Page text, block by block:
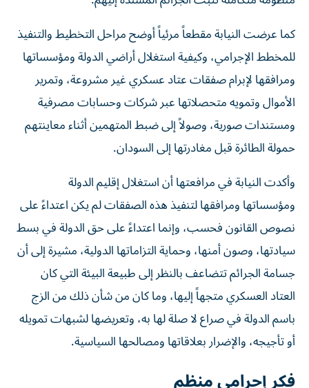
كما عرضت النيابة مقطعاً مرئياً أوضح مراحل التخطيط والتنفيذ
للمخطط الإجرامي، وكيفية استغلال أراضي الدولة ومؤسساتها
ومرافقها لإبرام صفقات عتاد عسكري غير مشروعة، وتمرير
الأموال وتمويه متحصلاتها عبر شركات وحسابات مصرفية
ومستندات صورية، وصولاً إلى ضبط المتهمين أثناء معاينتهم
حمولة الطائرة قبل مغادرتها إلى السودان.
وأكدت النيابة في مرافعتها أن استغلال إقليم الدولة
ومؤسساتها ومرافقها لتنفيذ هذه الصفقات لم يكن اعتداءً على
نصوص القانون فحسب، وإنما اعتداءً على حق الدولة في بسط
سيادتها، وصون أمنها، وحماية التزاماتها الدولية، مشيرة إلى أن
جسامة الجرائم تتضاعف بالنظر إلى طبيعة البيئة التي كان
العتاد العسكري متجهاً إليها، وما كان من شأن ذلك من الزج
باسم الدولة في صراع لا صلة لها به، وتعريضها لشبهات تمويله
أو تأجيجه، والإضرار بعلاقاتها ومصالحها السياسية.